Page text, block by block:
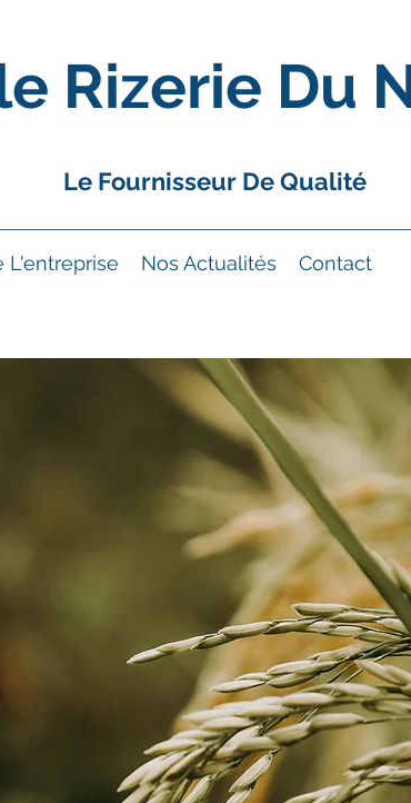
Rizerie Du
Le Fournisseur De Qualité
L'entreprise Nos Actualités Contact
Riz Du
Depuis 1867
le bon fournisseur de riz pour
la Nouvelle Rizerie Du Nord S.A.
haute qualité.